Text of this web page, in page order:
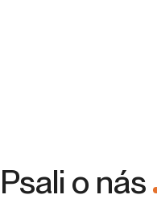
Psali o nás